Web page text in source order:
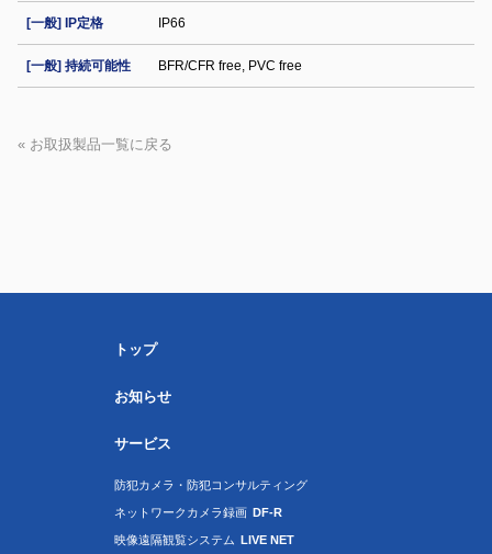
[一般] IP定格 IP66
[一般] 持続可能性 BFR/CFR free, PVC free
« お取扱製品一覧に戻る
トップ
お知らせ
サービス
防犯カメラ・防犯コンサルティング
ネットワークカメラ録画 DF-R
映像遠隔観覧システム LIVE NET